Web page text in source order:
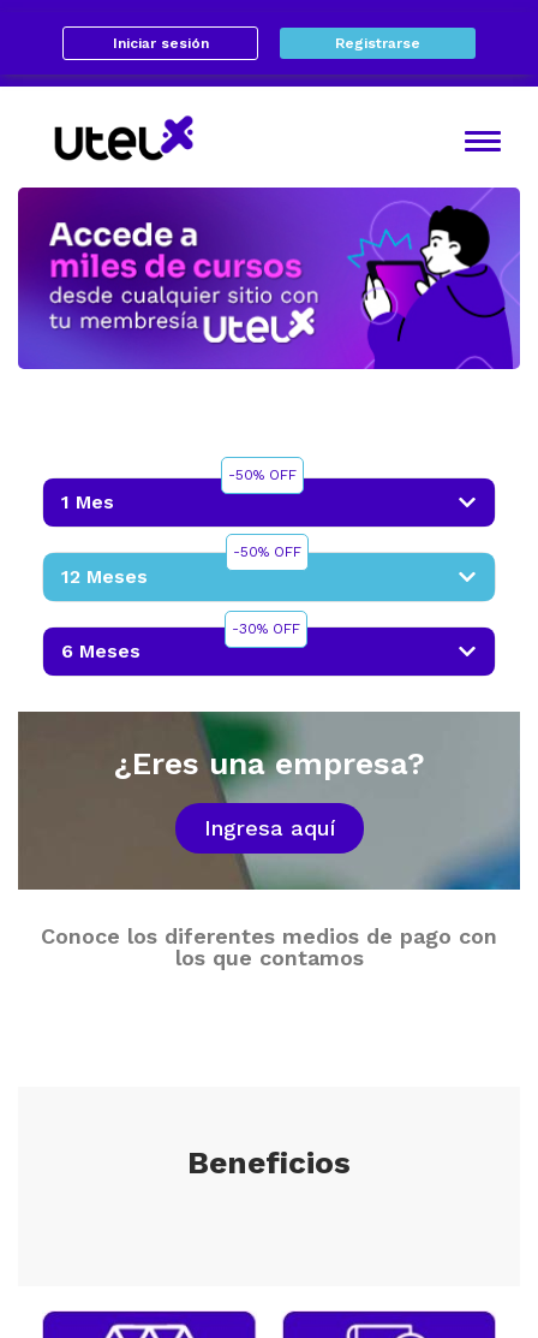
Iniciar sesión Registrarse
-50% OFF
1 Mes
-50% OFF
12 Meses
-30% OFF
6 Meses
¿Eres una empresa?
Ingresa aquí
Conoce los diferentes medios de pago con
los que contamos
Beneficios